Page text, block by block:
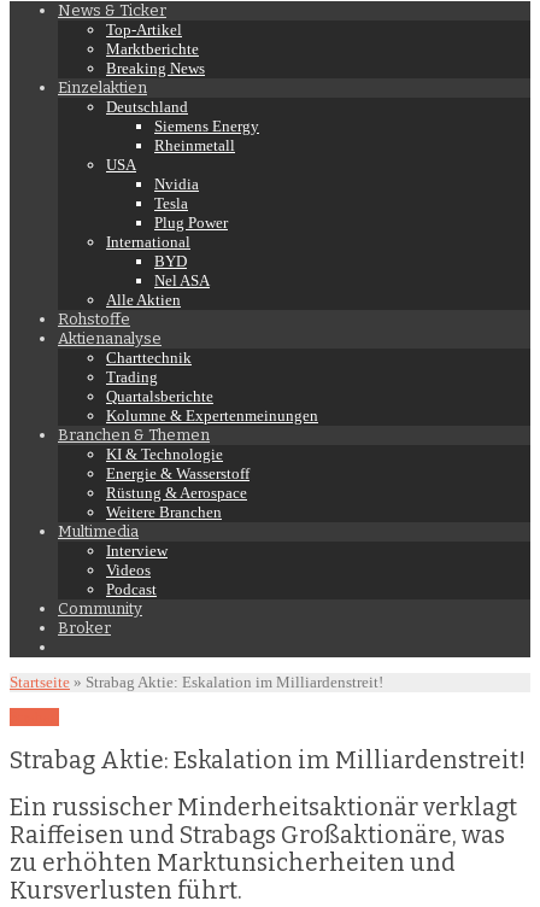
News & Ticker
Top-Artikel
Marktberichte
Breaking News
Einzelaktien
Deutschland
Siemens Energy
Rheinmetall
USA
Nvidia
Tesla
Plug Power
International
BYD
Nel ASA
Alle Aktien
Rohstoffe
Aktienanalyse
Charttechnik
Trading
Quartalsberichte
Kolumne & Expertenmeinungen
Branchen & Themen
KI & Technologie
Energie & Wasserstoff
Rüstung & Aerospace
Weitere Branchen
Multimedia
Interview
Videos
Podcast
Community
Broker
Startseite » Strabag Aktie: Eskalation im Milliardenstreit!
Strabag Aktie: Eskalation im Milliardenstreit!
Ein russischer Minderheitsaktionär verklagt
Raiffeisen und Strabags Großaktionäre, was
zu erhöhten Marktunsicherheiten und
Kursverlusten führt.